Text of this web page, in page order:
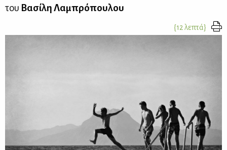
του Βασίλη Λαμπρόπουλου
{12 λεπτά}